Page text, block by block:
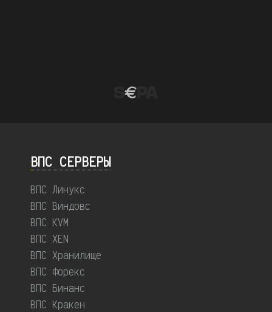
ВПС СЕРВЕРЫ
ВПС Линукс
ВПС Виндовс
ВПС KVM
ВПС XEN
ВПС Хранилище
ВПС Форекс
ВПС Бинанс
ВПС Кракен